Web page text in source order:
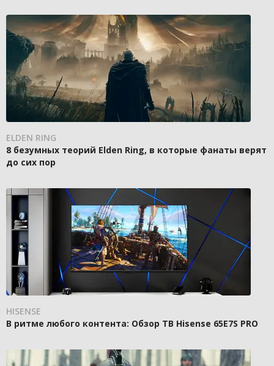
ELDEN RING
8 безумных теорий Elden Ring, в которые фанаты верят
до сих пор
HISENSE
В ритме любого контента: Обзор ТВ Hisense 65E7S PRO